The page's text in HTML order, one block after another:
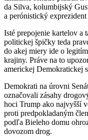
da Silva, kolumbijský
a perónistický
Isté prepojenie kartelov a
politickej špičky teda
do akej miery ide o
krajiny. Práve na to
americkej Demokratickej
Demokrati na úrovni
označovali zásahy
hoci Trump ako najvyšší
proti predpokladaným
podľa Bieleho domu
dovozom drog.